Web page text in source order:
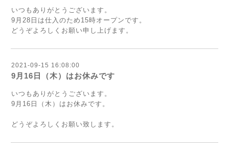
いつもありがとうございます。
9月28日は仕入のため15時オープンです。
どうぞよろしくお願い申し上げます。
2021-09-15 16:08:00
9月16日（木）はお休みです
いつもありがとうございます。
9月16日（木）はお休みです。
どうぞよろしくお願い致します。